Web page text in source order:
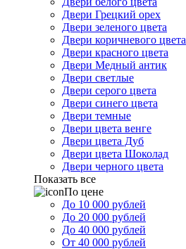
Двери Грецкий орех
Двери зеленого цвета
Двери коричневого цвета
Двери красного цвета
Двери Медный антик
Двери светлые
Двери серого цвета
Двери синего цвета
Двери темные
Двери цвета венге
Двери цвета Дуб
Двери цвета Шоколад
Двери черного цвета
Показать все
По цене
До 10 000 рублей
До 20 000 рублей
До 40 000 рублей
От 40 000 рублей